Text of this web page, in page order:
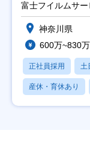
富士フイルムサ
神奈川県
600万~830万
正社員採用 土
産休・育休あり